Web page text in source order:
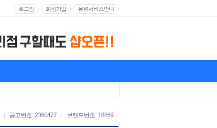
로그인 회원가입 유료서비스안내
브랜드번호 : 18869
공고번호 : 2360477